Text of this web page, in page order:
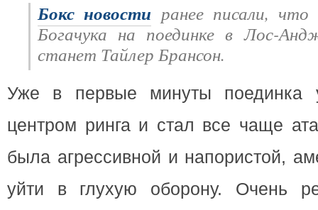
Бокс новости ранее писали, что
Богачука на поединке в Лос-
станет Тайлер Брансон.
Уже в первые минуты поединка
центром ринга и стал все чаще
была агрессивной и напористой,
уйти в глухую оборону. Очень